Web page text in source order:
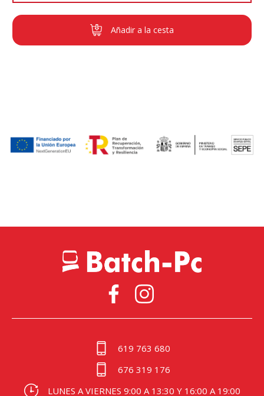
Añadir a la cesta
619 763 680
676 319 176
LUNES A VIERNES 9:00 A 13:30 Y 16:00 A 19:00